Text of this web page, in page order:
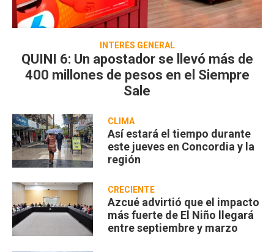
INTERÉS GENERAL
QUINI 6: Un apostador se llevó más de
400 millones de pesos en el Siempre
Sale
CLIMA
Así estará el tiempo durante
este jueves en Concordia y la
región
CRECIENTE
Azcué advirtió que el impacto
más fuerte de El Niño llegará
entre septiembre y marzo